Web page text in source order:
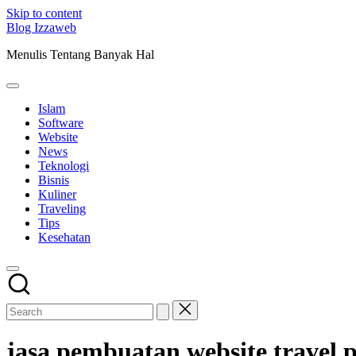
Skip to content
Blog Izzaweb
Menulis Tentang Banyak Hal
Islam
Software
Website
News
Teknologi
Bisnis
Kuliner
Traveling
Tips
Kesehatan